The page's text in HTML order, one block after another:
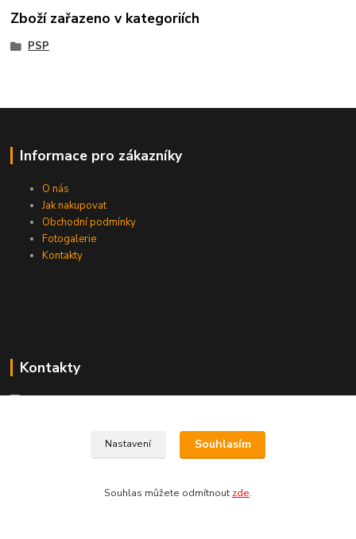
Zboží zařazeno v kategoriích
PSP
Informace pro zákazníky
O nás
Jak nakupovat
Obchodní podmínky
Fotogalerie
Kontakty
Kontakty
Nastavení Souhlasím
Souhlas můžete odmítnout zde.